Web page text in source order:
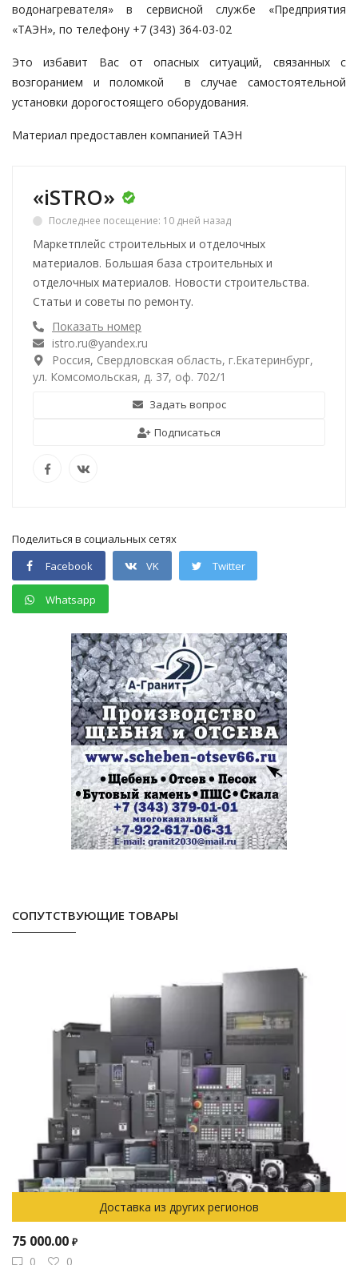
водонагревателя» в сервисной службе «Предприятия
«ТАЭН», по телефону +7 (343) 364-03-02
Это избавит Вас от опасных ситуаций, связанных с
возгоранием и поломкой в случае самостоятельной
установки дорогостоящего оборудования.
Материал предоставлен компанией ТАЭН
«iSTRO»
Последнее посещение: 10 дней назад
Маркетплейс строительных и отделочных
материалов. Большая база строительных и
отделочных материалов. Новости строительства.
Статьи и советы по ремонту.
Показать номер
istro.ru@yandex.ru
Россия, Свердловская область, г.Екатеринбург,
ул. Комсомольская, д. 37, оф. 702/1
Задать вопрос
Подписаться
Поделиться в социальных сетях
Facebook
VK Twitter
Whatsapp
СОПУТСТВУЮЩИЕ ТОВАРЫ
Доставка из других регионов
75 000.00 ₽
0 0